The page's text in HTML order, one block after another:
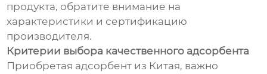
продукта, обратите внимание на
характеристики и сертификацию
производителя.
Критерии выбора качественного адсорбента
Приобретая адсорбент из Китая, важно